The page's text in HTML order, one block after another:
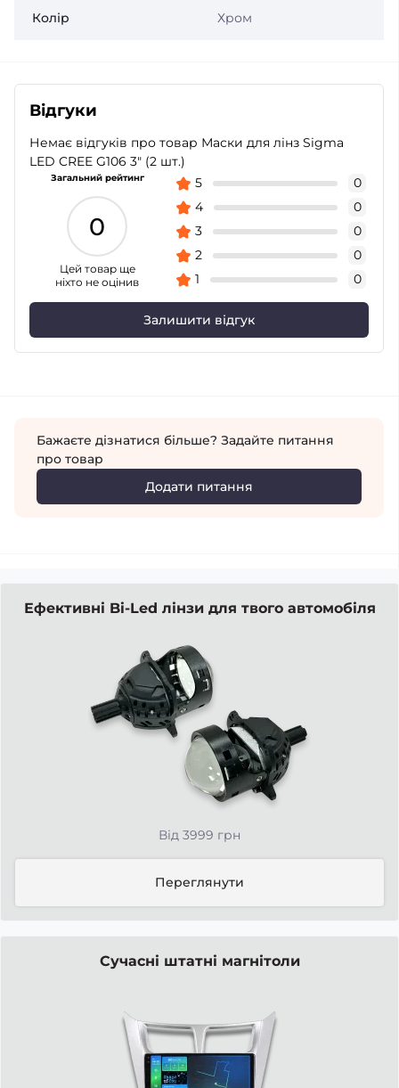
Колір Хром
Відгуки
Немає відгуків про товар Маски для лінз Sigma
LED CREE G106 3" (2 шт.)
Загальний рейтинг
0
Цей товар ще
ніхто не оцінив
5
0
4
0
3
0
2
0
1
0
Залишити відгук
Бажаєте дізнатися більше? Задайте питання
про товар
Додати питання
Ефективні Bi-Led лінзи для твого автомобіля
Від 3999 грн
Переглянути
Сучасні штатні магнітоли